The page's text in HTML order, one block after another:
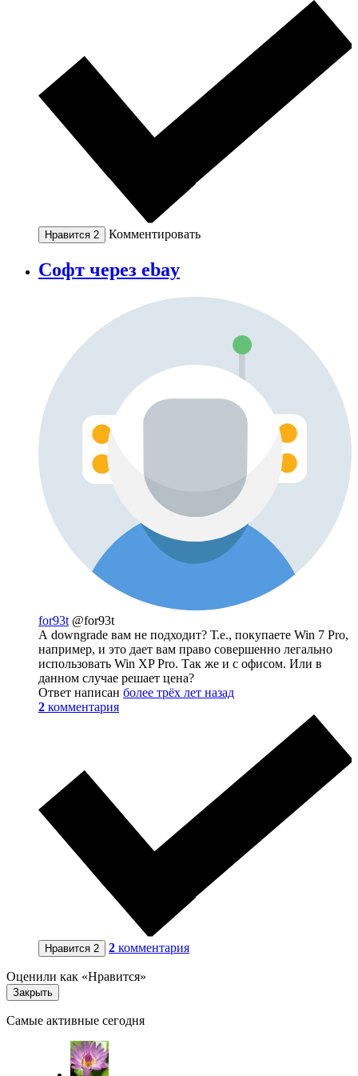
Нравится 2 Комментировать
Софт через ebay
for93t @for93t
А downgrade вам не подходит? Т.е., покупаете Win 7 Pro,
например, и это дает вам право совершенно легально
использовать Win XP Pro. Так же и с офисом. Или в
данном случае решает цена?
Ответ написан более трёх лет назад
2 комментария
Нравится 2 2 комментария
Оценили как «Нравится»
Закрыть
Самые активные сегодня